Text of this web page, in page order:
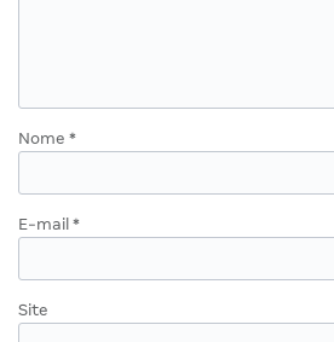
Nome *
E-mail *
Site